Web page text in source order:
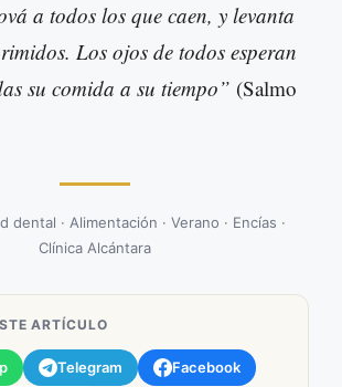
a todos los que caen, y levanta
Los ojos de todos esperan
su comida a su tiempo” (Salmo
dental · Alimentación · Verano · Encías ·
Clínica Alcántara
ARTÍCULO
Telegram Facebook